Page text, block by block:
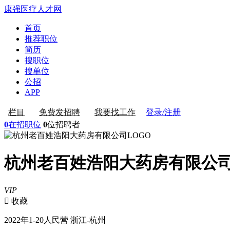
康强医疗人才网
首页
推荐职位
简历
搜职位
搜单位
公招
APP
栏目 免费发招聘 我要找工作
登录/注册
0在招职位 0位招聘者
杭州老百姓浩阳大药房有限公
VIP
 收藏
2022年1-20人 民营 浙江-杭州